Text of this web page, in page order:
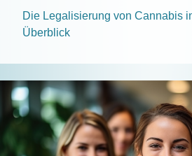
Die Legalisierung von Cannabis
Überblick